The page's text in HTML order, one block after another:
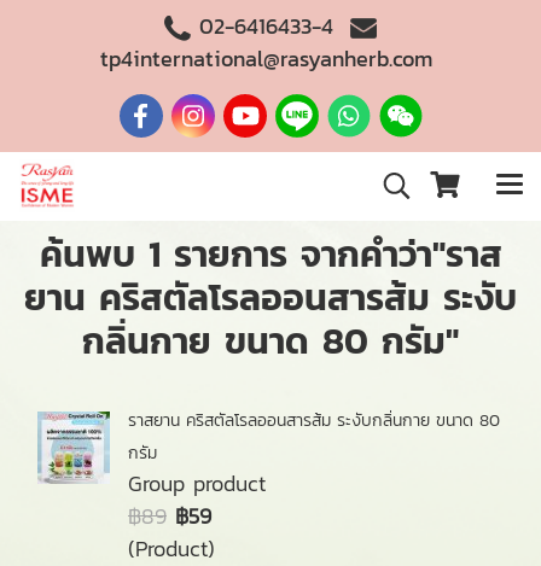
02-6416433-4
tp4international@rasyanherb.com
ค้นพบ 1 รายการ จากคำว่า"ราส
ยาน คริสตัลโรลออนสารส้ม ระงับ
กลิ่นกาย ขนาด 80 กรัม"
ราสยาน คริสตัลโรลออนสารส้ม ระงับกลิ่นกาย ขนาด 80
กรัม
Group product
฿89 ฿59
(Product)